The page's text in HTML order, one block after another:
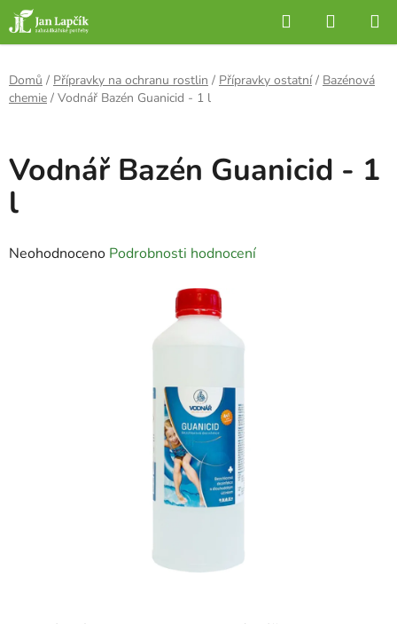
Přejít
na
obsah
Hledat
KOŠÍK
Domů / Přípravky na ochranu rostlin / Přípravky ostatní / Bazénová
chemie / Vodnář Bazén Guanicid - 1 l
Vodnář Bazén Guanicid - 1
l
Průměrné
Neohodnoceno Podrobnosti hodnocení